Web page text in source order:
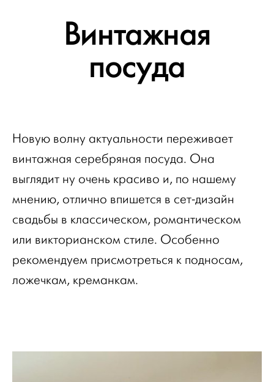
Винтажная
посуда
Новую волну актуальности переживает
винтажная серебряная посуда. Она
выглядит ну очень красиво и, по нашему
мнению, отлично впишется в сет-дизайн
свадьбы в классическом, романтическом
или викторианском стиле. Особенно
рекомендуем присмотреться к подносам,
ложечкам, креманкам.